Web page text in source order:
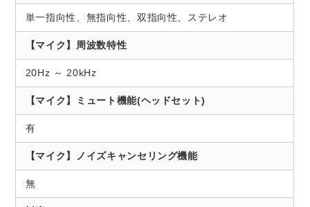
単一指向性、無指向性、双指向性、ステレオ
【マイク】周波数特性
20Hz ～ 20kHz
【マイク】ミュート機能(ヘッドセット)
有
【マイク】ノイズキャンセリング機能
無